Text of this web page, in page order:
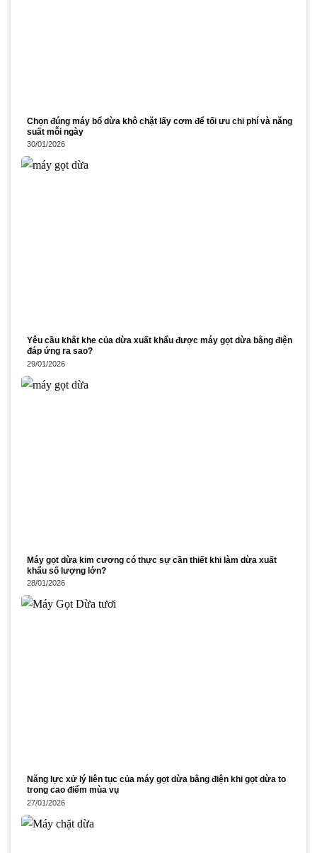
Chọn đúng máy bổ dừa khô chặt lấy cơm để tối ưu chi phí và năng
suất mỗi ngày
30/01/2026
Yêu cầu khắt khe của dừa xuất khẩu được máy gọt dừa bằng điện
đáp ứng ra sao?
29/01/2026
Máy gọt dừa kim cương có thực sự cần thiết khi làm dừa xuất
khẩu số lượng lớn?
28/01/2026
Năng lực xử lý liên tục của máy gọt dừa bằng điện khi gọt dừa to
trong cao điểm mùa vụ
27/01/2026